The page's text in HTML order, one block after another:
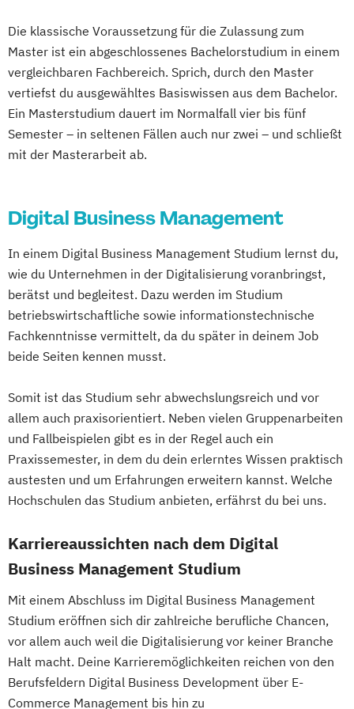
Die klassische Voraussetzung für die Zulassung zum
Master ist ein abgeschlossenes Bachelorstudium in einem
vergleichbaren Fachbereich. Sprich, durch den Master
vertiefst du ausgewähltes Basiswissen aus dem Bachelor.
Ein Masterstudium dauert im Normalfall vier bis fünf
Semester – in seltenen Fällen auch nur zwei – und schließt
mit der Masterarbeit ab.
Digital Business Management
In einem Digital Business Management Studium lernst du,
wie du Unternehmen in der Digitalisierung voranbringst,
berätst und begleitest. Dazu werden im Studium
betriebswirtschaftliche sowie informationstechnische
Fachkenntnisse vermittelt, da du später in deinem Job
beide Seiten kennen musst.
Somit ist das Studium sehr abwechslungsreich und vor
allem auch praxisorientiert. Neben vielen Gruppenarbeiten
und Fallbeispielen gibt es in der Regel auch ein
Praxissemester, in dem du dein erlerntes Wissen praktisch
austesten und um Erfahrungen erweitern kannst. Welche
Hochschulen das Studium anbieten, erfährst du bei uns.
Karriereaussichten nach dem Digital
Business Management Studium
Mit einem Abschluss im Digital Business Management
Studium eröffnen sich dir zahlreiche berufliche Chancen,
vor allem auch weil die Digitalisierung vor keiner Branche
Halt macht. Deine Karrieremöglichkeiten reichen von den
Berufsfeldern Digital Business Development über E-
Commerce Management bis hin zu